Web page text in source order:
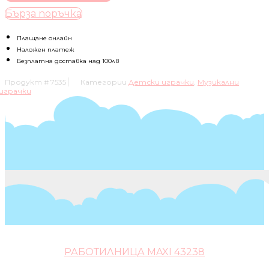
БЕБЕШКИ
ВОЛАН
Бърза поръчка
Плащане онлайн
Наложен платеж
Безплатна доставка над 100лв
Продукт # 7535 Категории Детски играчки, Музикални
РАБОТИЛНИЦА MAXI 43238